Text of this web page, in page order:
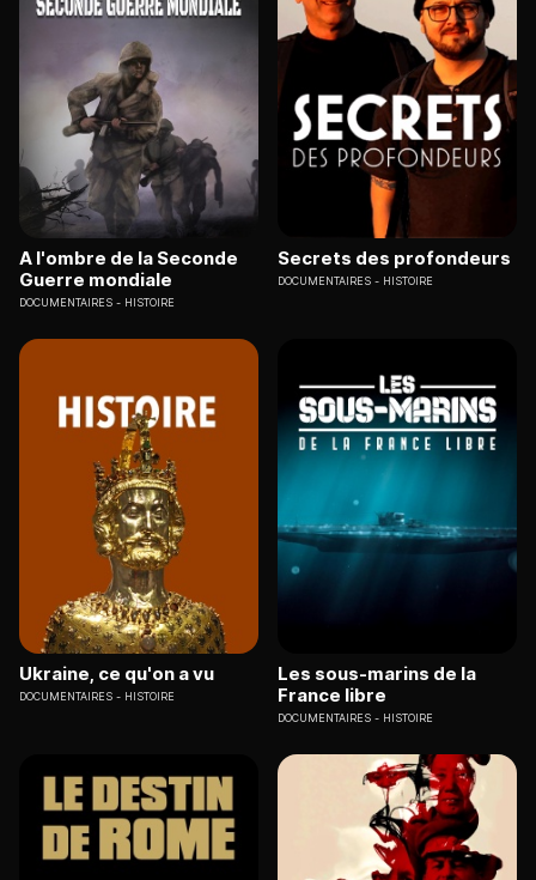
A l'ombre de la Seconde
Guerre mondiale
DOCUMENTAIRES HISTOIRE
Secrets des profondeurs
DOCUMENTAIRES HISTOIRE
Ukraine, ce qu'on a vu
DOCUMENTAIRES HISTOIRE
Les sous-marins de la
France libre
DOCUMENTAIRES HISTOIRE